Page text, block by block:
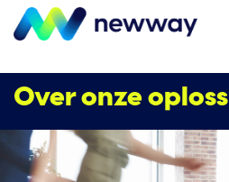
Overslaan naar inhoud
Over onze